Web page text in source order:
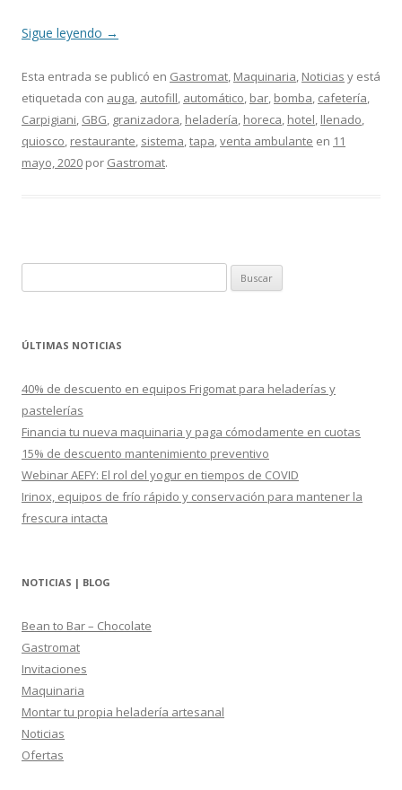
Sigue leyendo →
Esta entrada se publicó en Gastromat, Maquinaria, Noticias y está
etiquetada con auga, autofill, automático, bar, bomba, cafetería,
Carpigiani, GBG, granizadora, heladería, horeca, hotel, llenado,
quiosco, restaurante, sistema,tapa,venta ambulante en 11
mayo, 2020 por Gastromat.
u
c
r
ÚLTIMAS NOTICIAS
40% de descuento en equipos Frigomat para heladerías y
pastelerías
Financia tu nueva maquinaria y paga cómodamente en cuotas
15% de descuento mantenimiento preventivo
Webinar AEFY: El rol del yogur en tiempos de COVID
Irinox, equipos de frío rápido y conservación para mantener la
frescura intacta
NOTICIAS | BLOG
Bean to Bar – Chocolate
Gastromat
Invitaciones
Maquinaria
Montar tu propia heladería artesanal
Noticias
Ofertas